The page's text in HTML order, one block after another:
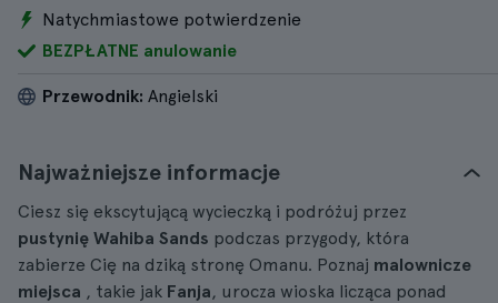
Natychmiastowe potwierdzenie
BEZPŁATNE anulowanie
Przewodnik: Angielski
Najważniejsze informacje
Ciesz się ekscytującą wycieczką i podróżuj przez
pustynię Wahiba Sands podczas przygody, która
zabierze Cię na dziką stronę Omanu. Poznaj malownicze
miejsca , takie jak Fanja, urocza wioska licząca ponad